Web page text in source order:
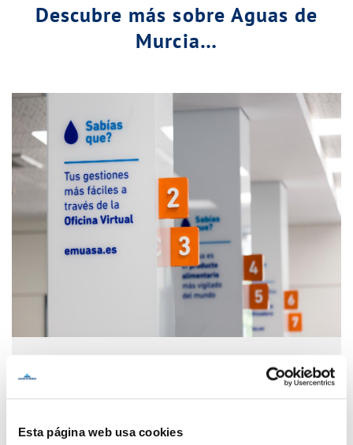
Esta página web usa cookies
Descubre más sobre Aguas de
Murcia…
soluciones concretas a situaciones concretas. Nos
adaptamos a cualquier idioma, ayudamos a las